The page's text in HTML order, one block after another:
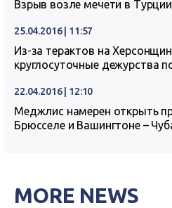
Взрыв возле мечети в
25.04.2016 | 11:57
Из-за терактов на
круглосуточные дежурства
22.04.2016 | 12:10
Меджлис намерен открыть
Брюсселе и Вашингтоне –
MORE NEWS